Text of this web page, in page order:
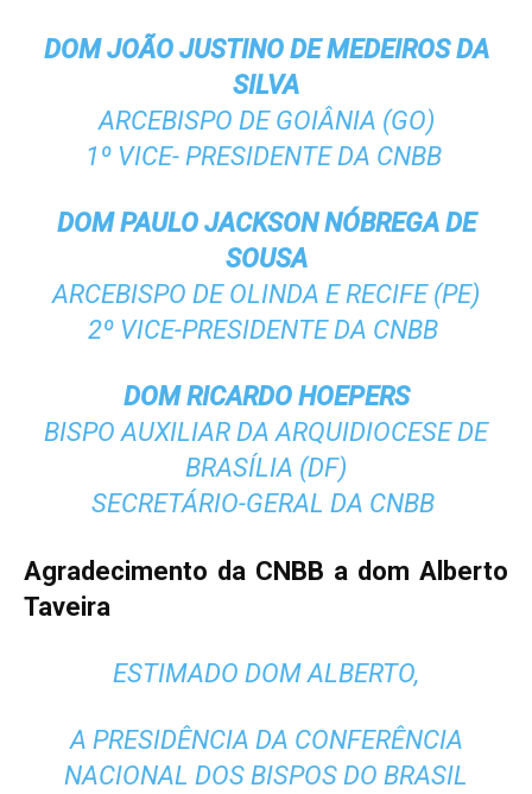
DOM JOÃO JUSTINO DE MEDEIROS DA
SILVA
ARCEBISPO DE GOIÂNIA (GO)
1º VICE- PRESIDENTE DA CNBB
DOM PAULO JACKSON NÓBREGA DE
SOUSA
ARCEBISPO DE OLINDA E RECIFE (PE)
2º VICE-PRESIDENTE DA CNBB
DOM RICARDO HOEPERS
BISPO AUXILIAR DA ARQUIDIOCESE DE
BRASÍLIA (DF)
SECRETÁRIO-GERAL DA CNBB
Agradecimento da CNBB a dom Alberto
Taveira
ESTIMADO DOM ALBERTO,
A PRESIDÊNCIA DA CONFERÊNCIA
NACIONAL DOS BISPOS DO BRASIL